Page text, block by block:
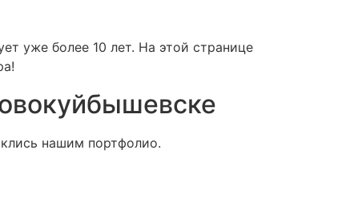
уже более 10 лет. На этой странице
нашим портфолио.